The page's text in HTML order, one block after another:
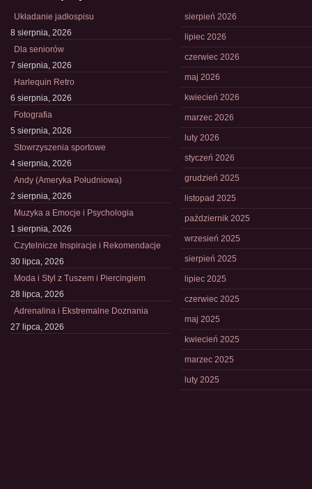
Układanie jadłospisu
8 sierpnia, 2026
Dla seniorów
7 sierpnia, 2026
Harlequin Retro
6 sierpnia, 2026
Fotografia
5 sierpnia, 2026
Stowrzyszenia sportowe
4 sierpnia, 2026
Andy (Ameryka Południowa)
2 sierpnia, 2026
Muzyka a Emocje i Psychologia
1 sierpnia, 2026
Czytelnicze Inspiracje i Rekomendacje
30 lipca, 2026
Moda i Styl z Tuszem i Piercingiem
28 lipca, 2026
Adrenalina i Ekstremalne Doznania
27 lipca, 2026
sierpień 2026
lipiec 2026
czerwiec 2026
maj 2026
kwiecień 2026
marzec 2026
luty 2026
styczeń 2026
grudzień 2025
listopad 2025
październik 2025
wrzesień 2025
sierpień 2025
lipiec 2025
czerwiec 2025
maj 2025
kwiecień 2025
marzec 2025
luty 2025